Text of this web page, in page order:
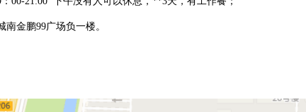
南金鹏99广场负一楼。